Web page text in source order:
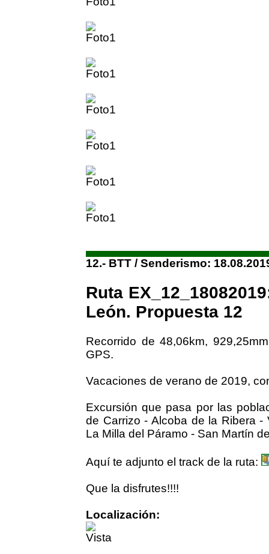
12.- BTT / Senderismo:
Ruta
León. Propuesta 12
Recorrido de 48,06km,
GPS.
Vacaciones de verano de 2019,
Excursión que pasa por las
de Carrizo - Alcoba de la Ribera
La Milla del Páramo - San Martín
Aquí te adjunto el track de la ruta:
Que la disfrutes!!!!
Localización: